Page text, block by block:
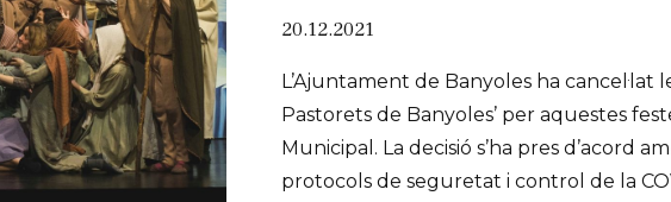
20.12.2021
L’Ajuntament de Banyoles ha cancel·lat
Pastorets de Banyoles’ per aquestes
Municipal. La decisió s’ha pres d’acord
protocols de seguretat i control de la